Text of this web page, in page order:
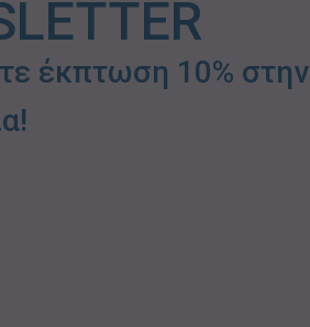
έκπτωση 10% στην